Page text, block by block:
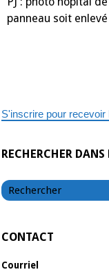
panneau soit enlevé
S'inscrire pour
RECHERCHER DANS
CONTACT
Courriel